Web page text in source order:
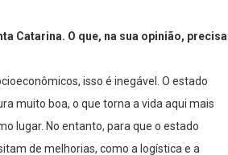
Catarina. O que, na sua opinião, precisa
isso é inegável. O estado
muito boa, o que torna a vida aqui mais
lugar. No entanto, para que o estado
de melhorias, como a logística e a